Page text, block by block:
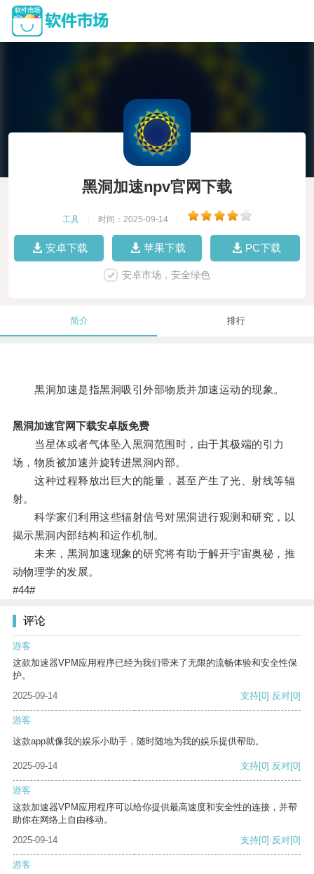
黑洞加速npv官网下载
工具 时间：2025-09-14
安卓下载 苹果下载 PC下载
安卓市场，安全绿色
简介 排行
黑洞加速是指黑洞吸引外部物质并加速运动的现象。
黑洞加速官网下载安卓版免费
当星体或者气体坠入黑洞范围时，由于其极端的引力
场，物质被加速并旋转进黑洞内部。
这种过程释放出巨大的能量，甚至产生了光、射线等辐
射。
科学家们利用这些辐射信号对黑洞进行观测和研究，以
揭示黑洞内部结构和运作机制。
未来，黑洞加速现象的研究将有助于解开宇宙奥秘，推
动物理学的发展。
#44#
评论
游客
这款加速器VPM应用程序已经为我们带来了无限的流畅体验和安全性保
护。
2025-09-14
支持[0] 反对[0]
游客
这款app就像我的娱乐小助手，随时随地为我的娱乐提供帮助。
2025-09-14 支持[0] 反对[0]
游客
这款加速器VPM应用程序可以给你提供最高速度和安全性的连接，并帮
助你在网络上自由移动。
2025-09-14
支持[0] 反对[0]
游客